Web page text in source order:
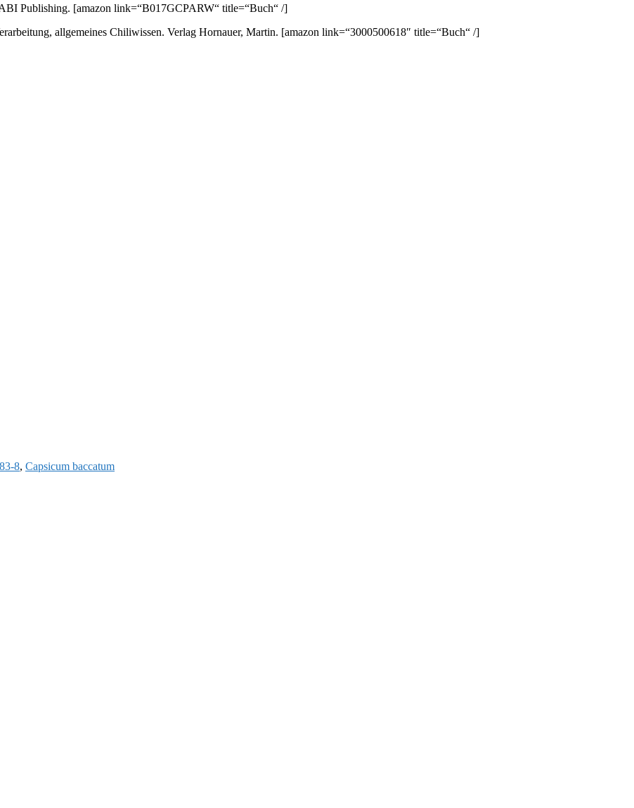
Publishing. [amazon link=“B017GCPARW“ title=“Buch“ /]
allgemeines Chiliwissen. Verlag Hornauer, Martin. [amazon link=“3000500618″ title=“Buch“ /]
8, Capsicum baccatum